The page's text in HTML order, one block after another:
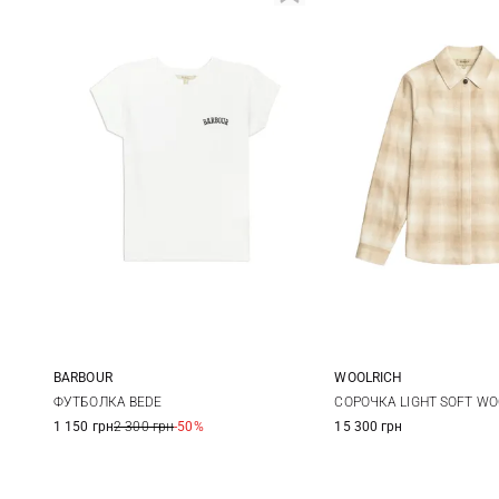
8 10
BARBOUR
ФУТБОЛКА BEDE
1 150 грн2 300 грн-50%
XS S
WOOLRICH
СОРОЧКА LIGHT SOFT
15 300 грн